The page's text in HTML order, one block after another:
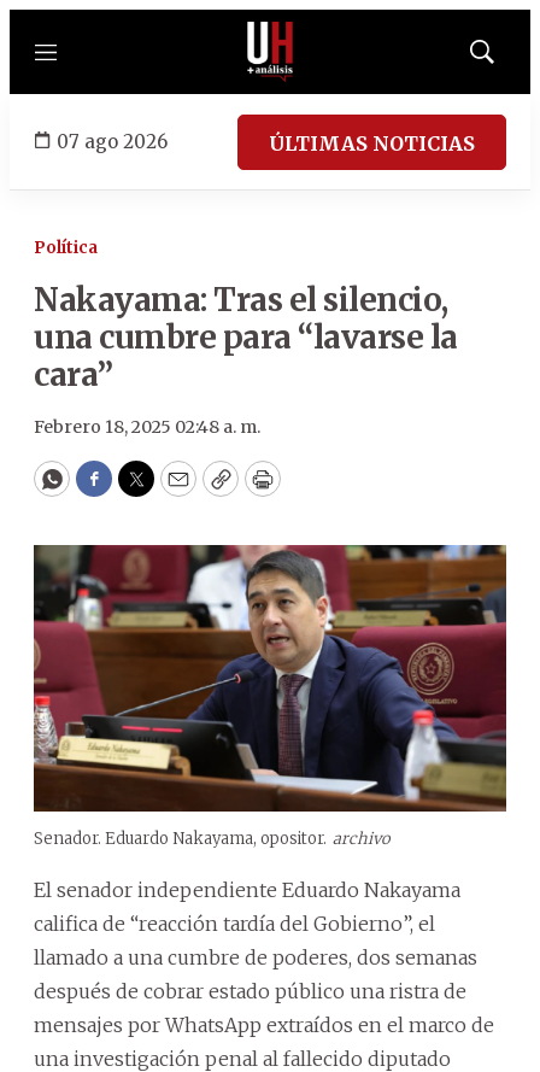
Menú
Mostrar
07 ago 2026 ÚLTIMAS NOTICIAS
Política
Nakayama: Tras el silencio,
una cumbre para “lavarse la
cara”
Febrero 18, 2025 02:48 a. m.
WhatsApp
Facebook
Twitter
EmailCopyPrint
Senador. Eduardo Nakayama, opositor. archivo
El senador independiente Eduardo Nakayama
califica de “reacción tardía del Gobierno”, el
llamado a una cumbre de poderes, dos semanas
después de cobrar estado público una ristra de
mensajes por WhatsApp extraídos en el marco de
una investigación penal al fallecido diputado